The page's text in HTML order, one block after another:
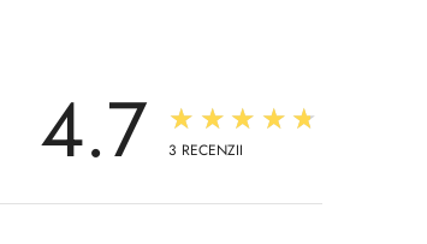
4.7 ★★★★★
3 RECENZII